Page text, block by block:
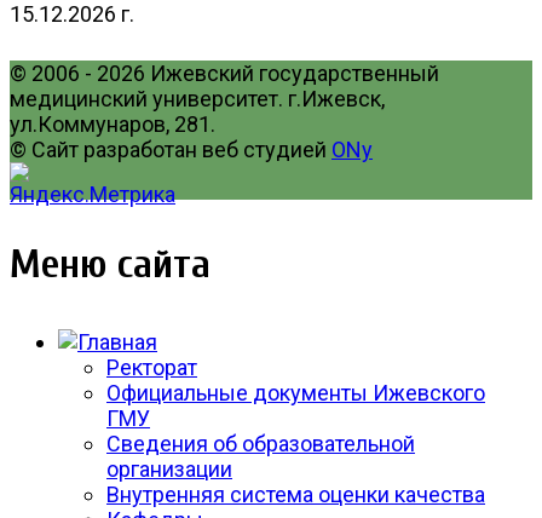
15.12.2026 г.
© 2006 - 2026 Ижевский государственный
медицинский университет. г.Ижевск,
ул.Коммунаров, 281.
© Сайт разработан веб студией ONy
Меню сайта
Ректорат
Официальные документы Ижевского
ГМУ
Сведения об образовательной
организации
Внутренняя система оценки качества